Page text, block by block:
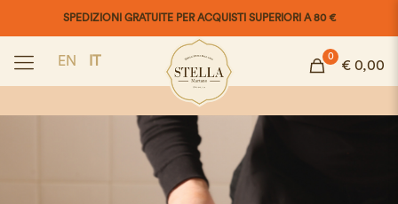
SPEDIZIONI GRATUITE PER ACQUISTI SUPERIORI A 80 €
EN IT 0
€ 0,00